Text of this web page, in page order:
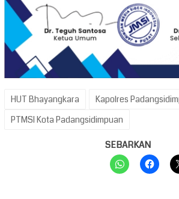
HUT Bhayangkara
Kapolres
PTMSI Kota Padangsidimpuan
SEBARKAN